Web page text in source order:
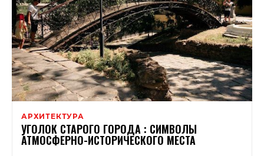
АРХИТЕКТУРА
УГОЛОК СТАРОГО ГОРОДА : СИМВОЛЫ
АТМОСФЕРНО-ИСТОРИЧЕСКОГО МЕСТА